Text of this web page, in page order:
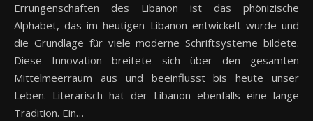
Errungenschaften des Libanon ist das phönizische
Alphabet, das im heutigen Libanon entwickelt wurde und
die Grundlage für viele moderne Schriftsysteme bildete.
Diese Innovation breitete sich über den gesamten
Mittelmeerraum aus und beeinflusst bis heute unser
Leben. Literarisch hat der Libanon ebenfalls eine lange
Tradition. Ein…